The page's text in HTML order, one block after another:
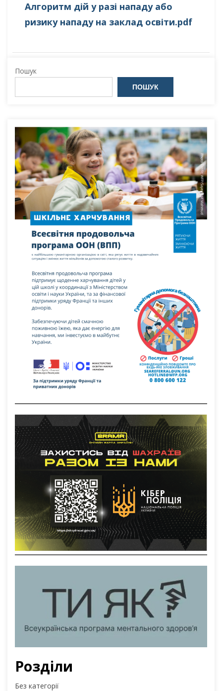
Алгоритм дій у разі нападу або
ризику нападу на заклад освіти.pdf
Пошук
ПОШУК
Розділи
Без категорії